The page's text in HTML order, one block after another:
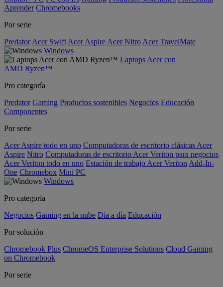
Aprender Chromebooks
Por serie
Predator Acer Swift Acer Aspire Acer Nitro Acer TravelMate
Windows
Laptops Acer con
AMD Ryzen™
Pro categoría
Predator Gaming Productos sostenibles Negocios Educación
Componentes
Por serie
Acer Aspire todo en uno Computadoras de escritorio clásicas Acer
Aspire Nitro Computadoras de escritorio Acer Veriton para negocios
Acer Veriton todo en uno Estación de trabajo Acer Veriton Add-In-
One Chromebox Mini PC
Windows
Pro categoría
Negocios Gaming en la nube Día a día Educación
Por solución
Chromebook Plus ChromeOS Enterprise Solutions Cloud Gaming
on Chromebook
Por serie